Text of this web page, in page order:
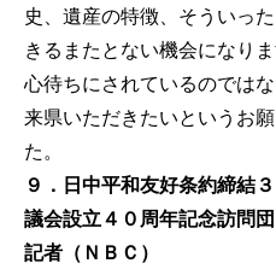
史、遺産の特徴、そういっ
きるまたとない機会になり
心待ちにされているのでは
来県いただきたいというお
た。
９．日中平和友好条約締結
議会設立４０周年記念訪問
記者（ＮＢＣ）